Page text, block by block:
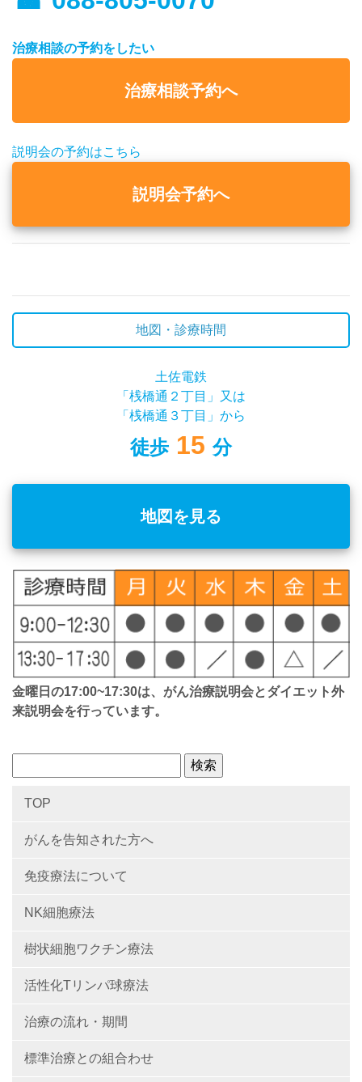
治療相談の予約をしたい
治療相談予約へ
説明会の予約はこちら
説明会予約へ
地図・診療時間
土佐電鉄
「桟橋通２丁目」又は
「桟橋通３丁目」から
徒歩 15 分
地図を見る
金曜日の17:00~17:30は、がん治療説明会とダイエット外
来説明会を行っています。
TOP
がんを告知された方へ
免疫療法について
NK細胞療法
樹状細胞ワクチン療法
活性化Tリンパ球療法
治療の流れ・期間
標準治療との組合わせ